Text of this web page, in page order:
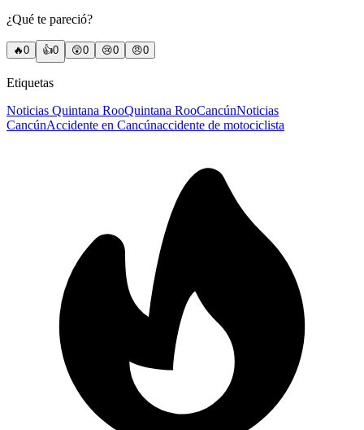
¿Qué te pareció?
🔥0 👍0 😲0 😢0 😠0
Etiquetas
Noticias Quintana RooQuintana RooCancúnNoticias
CancúnAccidente en Cancúnaccidente de motociclista